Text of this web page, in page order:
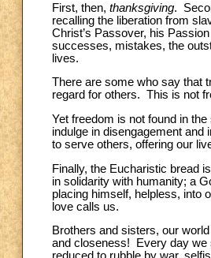
First, then, thanksgiving.
recalling the liberation from
Christ’s Passover, his
successes, mistakes, the
lives.
There are some who say that
regard for others. This is not
Yet freedom is not found in
indulge in disengagement
to serve others, offering our
Finally, the Eucharistic bread
in solidarity with humanity; a
placing himself, helpless, into
love calls us.
Brothers and sisters, our
and closeness! Every day we